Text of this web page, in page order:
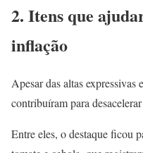
2. Itens que
inflação
Apesar das altas expressivas
contribuíram para
Entre eles, o destaque ficou